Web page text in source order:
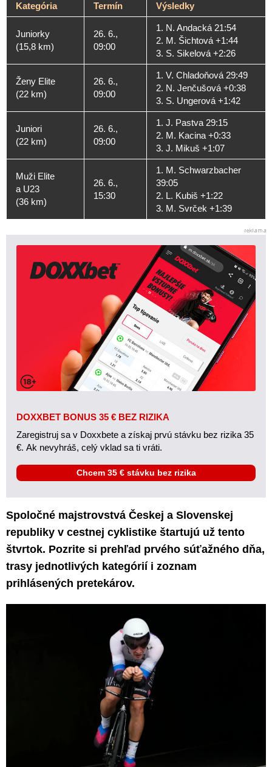
Kategória Termín Výsledky
Juniorky
(15,8 km)
26. 6.,
09:00
1. N. Andacká 21:54
2. M. Šichtová +1:44
3. S. Sikelová +2:26
Ženy Elite
(22 km)
26. 6.,
09:00
1. V. Chladoňová 29:49
2. N. Jenčušová +0:38
3. S. Ungerová +1:42
Juniori
(22 km)
26. 6.,
09:00
1. J. Pastva 29:15
2. M. Kacina +0:33
3. J. Mikuš +1:07
Muži Elite
a U23
(36 km)
26. 6.,
15:30
1. M. Schwarzbacher
39:05
2. L. Kubiš +1:22
3. M. Svrček +1:39
DOXXBET BONUS 35 € BEZ RIZIKA
Zaregistruj sa v Doxxbete a získaj prvú stávku bez rizika 35
€. Ak nevyhráš, celý vklad sa ti vráti.
Chcem 35 € stávku bez rizika
Spoločné majstrovstvá Českej a Slovenskej
republiky v cestnej cyklistike štartujú už tento
štvrtok. Pozrite si prehľad prvého súťažného dňa,
trasy jednotlivých kategórií i zoznam
prihlásených pretekárov.